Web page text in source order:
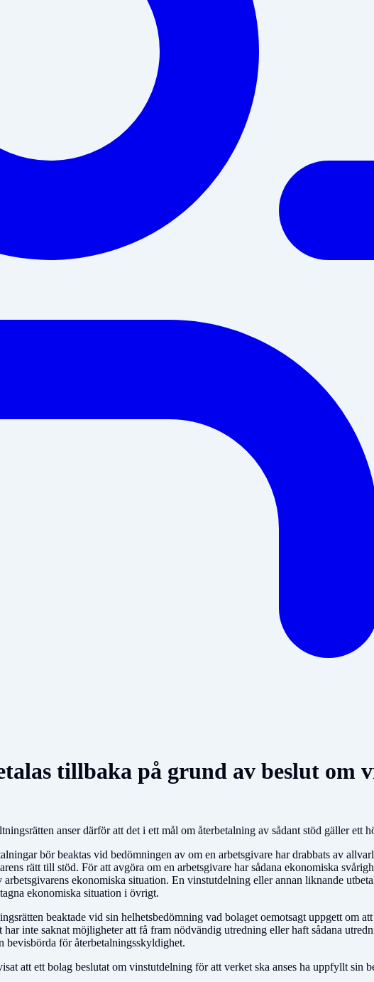
tillbaka på grund av beslut om
anser därför att det i ett mål om återbetalning av sådant stöd gäller ett
bör beaktas vid bedömningen av om en arbetsgivare har drabbats av
rätt till stöd. För att avgöra om en arbetsgivare har sådana ekonomiska
ekonomiska situation. En vinstutdelning eller annan liknande
ekonomiska situation i övrigt.
beaktade vid sin helhetsbedömning vad bolaget oemotsagt uppgett om
inte saknat möjligheter att få fram nödvändig utredning eller haft sådana
för återbetalningsskyldighet.
att ett bolag beslutat om vinstutdelning för att verket ska anses ha uppfyllt sin